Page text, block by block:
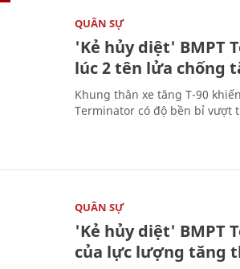
QUÂN SỰ
'Kẻ hủy diệt' BMPT
lúc 2 tên lửa chống
Khung thân xe tăng T-90
Terminator có độ bền bỉ vượt
QUÂN SỰ
'Kẻ hủy diệt' BMPT
của lực lượng tăng